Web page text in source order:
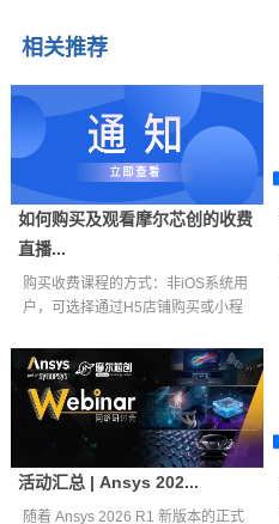
相关推荐
如何购买及观看摩尔芯创的收费
直播...
购买收费课程的方式：非iOS系统用
户，可选择通过H5店铺购买或小程
活动汇总 | Ansys 202...
随着 Ansys 2026 R1 新版本的正式